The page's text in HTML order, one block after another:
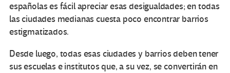
españolas es fácil apreciar esas desigualdades; en todas
las ciudades medianas cuesta poco encontrar barrios
estigmatizados.
Desde luego, todas esas ciudades y barrios deben tener
sus escuelas e institutos que, a su vez, se convertirán en